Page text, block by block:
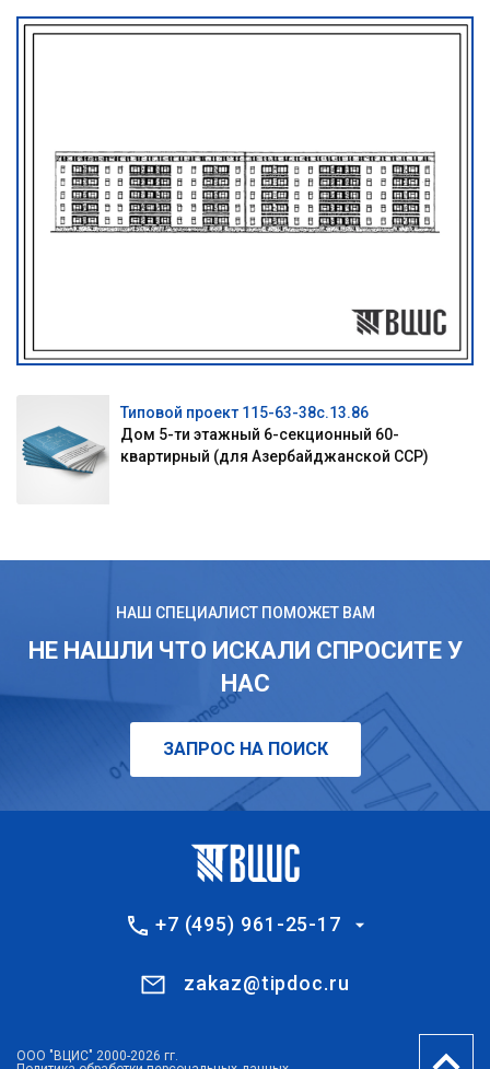
Типовой проект 115-63-38с.13.86
Дом 5-ти этажный 6-секционный 60-
квартирный (для Азербайджанской ССР)
НАШ СПЕЦИАЛИСТ ПОМОЖЕТ ВАМ
НЕ НАШЛИ ЧТО ИСКАЛИ СПРОСИТЕ У
НАС
ЗАПРОС НА ПОИСК
+7 (495) 961-25-17
zakaz@tipdoc.ru
ООО "ВЦИС" 2000-2026 гг.